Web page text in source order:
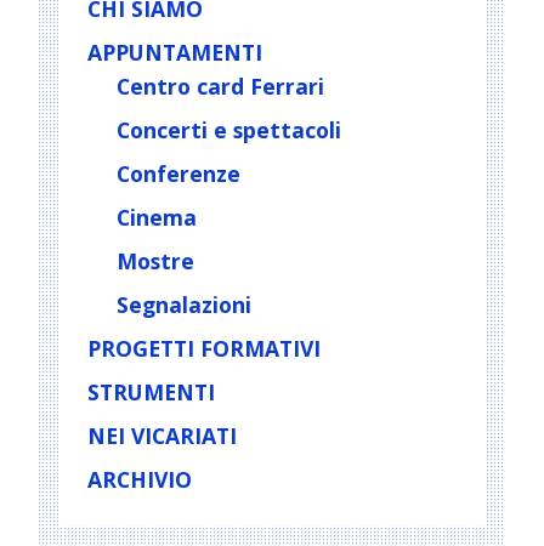
CHI SIAMO
APPUNTAMENTI
Centro card Ferrari
Concerti e spettacoli
Conferenze
Cinema
Mostre
Segnalazioni
PROGETTI FORMATIVI
STRUMENTI
NEI VICARIATI
ARCHIVIO